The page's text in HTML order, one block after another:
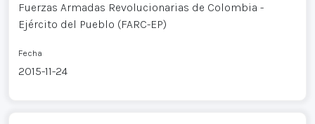
Fuerzas Armadas Revolucionarias de Colombia -
Ejército del Pueblo (FARC-EP)
Fecha
2015-11-24